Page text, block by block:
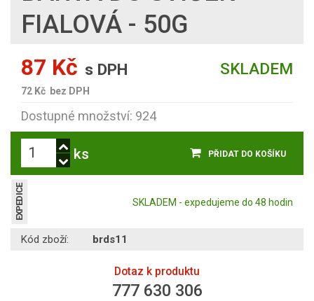
FIALOVÁ - 50G
SKLADEM
87 Kč s DPH
72 Kč bez DPH
Dostupné množství: 924
ks PŘIDAT DO KOŠÍKU
EXPEDICE SKLADEM - expedujeme do 48 hodin
Kód zboží: brds11
Dotaz k produktu
777 630 306